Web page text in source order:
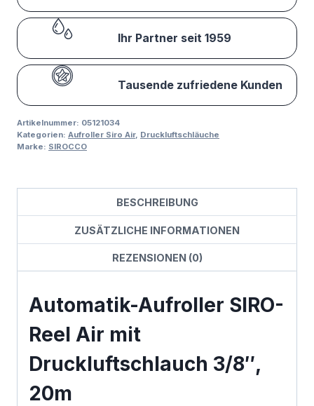
Ihr Partner seit 1959
Tausende zufriedene Kunden
Artikelnummer: 05121034
Kategorien: Aufroller Siro Air, Druckluftschläuche
Marke: SIROCCO
BESCHREIBUNG
ZUSÄTZLICHE INFORMATIONEN
REZENSIONEN (0)
Automatik-Aufroller SIRO-
Reel Air mit
Druckluftschlauch 3/8″,
20m